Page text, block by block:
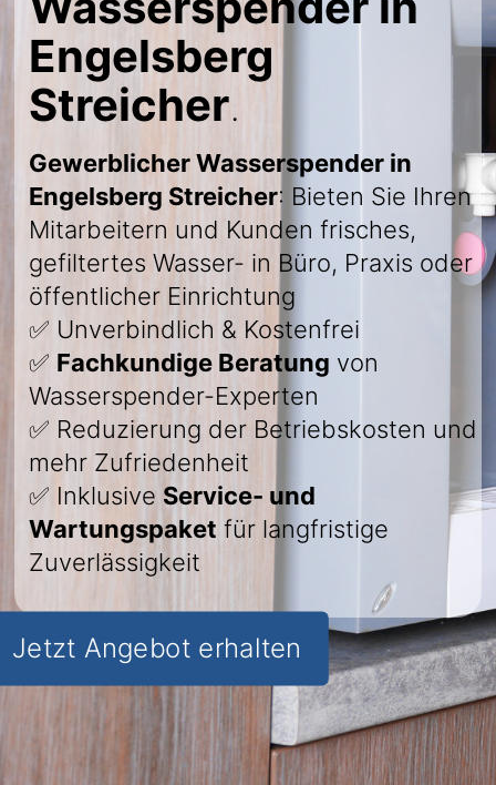
Engelsberg
Streicher.
Gewerblicher Wasserspender in
Engelsberg Streicher: Bieten Sie Ihren
Mitarbeitern und Kunden frisches,
gefiltertes Wasser- in Büro, Praxis oder
öffentlicher Einrichtung
✅ Unverbindlich & Kostenfrei
✅ Fachkundige Beratung von
Wasserspender-Experten
✅ Reduzierung der Betriebskosten und
mehr Zufriedenheit
✅ Inklusive Service- und
Wartungspaket für langfristige
Zuverlässigkeit
Jetzt Angebot erhalten